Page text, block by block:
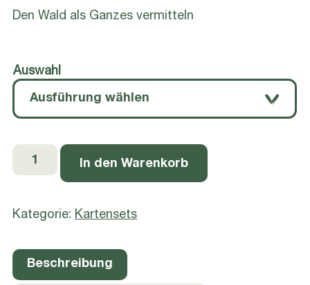
bis
Den Wald als Ganzes vermitteln
Auswahl
Waldversteher-
Kartenset
In den Warenkorb
Kategorie: Kartensets
Beschreibung